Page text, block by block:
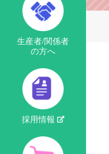
生産者/関係者
の方へ
採用情報